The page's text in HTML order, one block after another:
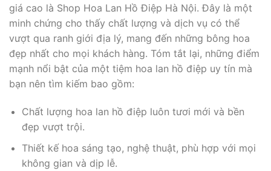
giá cao là Shop Hoa Lan Hồ Điệp Hà Nội. Đây là một
minh chứng cho thấy chất lượng và dịch vụ có thể
vượt qua ranh giới địa lý, mang đến những bông hoa
đẹp nhất cho mọi khách hàng. Tóm tắt lại, những điểm
mạnh nổi bật của một tiệm hoa lan hồ điệp uy tín mà
bạn nên tìm kiếm bao gồm:
Chất lượng hoa lan hồ điệp luôn tươi mới và bền
đẹp vượt trội.
Thiết kế hoa sáng tạo, nghệ thuật, phù hợp với mọi
không gian và dịp lễ.